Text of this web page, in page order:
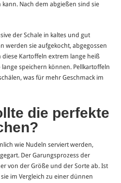
Nach dem abgießen sind sie
der Schale in kaltes und gut
werden sie aufgekocht, abgegossen
Kartoffeln extrem lange heiß
speichern können. Pellkartoffeln
was für mehr Geschmack im
die perfekte
wie Nudeln serviert werden,
Der Garungsprozess der
von der Größe und der Sorte ab. Ist
im Vergleich zu einer dünnen